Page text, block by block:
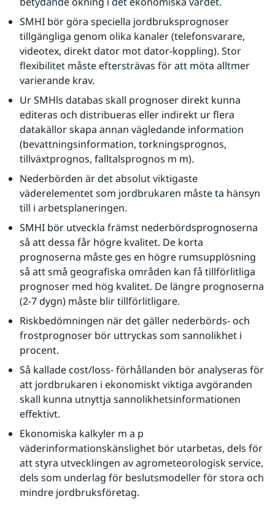
SMHI bör göra speciella jordbruksprognoser
tillgängliga genom olika kanaler (telefonsvarare,
videotex, direkt dator mot dator-koppling). Stor
flexibilitet måste eftersträvas för att möta alltmer
varierande krav.
Ur SMHls databas skall prognoser direkt kunna
editeras och distribueras eller indirekt ur flera
datakällor skapa annan vägledande information
(bevattningsinformation, torkningsprognos,
tillväxtprognos, falltalsprognos m m).
Nederbörden är det absolut viktigaste
väderelementet som jordbrukaren måste ta hänsyn
till i arbetsplaneringen.
SMHI bör utveckla främst nederbördsprognoserna
så att dessa får högre kvalitet. De korta
prognoserna måste ges en högre rumsupplösning
så att små geografiska områden kan få tillförlitliga
prognoser med hög kvalitet. De längre prognoserna
(2-7 dygn) måste blir tillförlitligare.
Riskbedömningen när det gäller nederbörds- och
frostprognoser bör uttryckas som sannolikhet i
procent.
Så kallade cost/loss- förhållanden bör analyseras för
att jordbrukaren i ekonomiskt viktiga avgöranden
skall kunna utnyttja sannolikhetsinformationen
effektivt.
Ekonomiska kalkyler m a p
väderinformationskänslighet bör utarbetas, dels för
att styra utvecklingen av agrometeorologisk service,
dels som underlag för beslutsmodeller för stora och
mindre jordbruksföretag.